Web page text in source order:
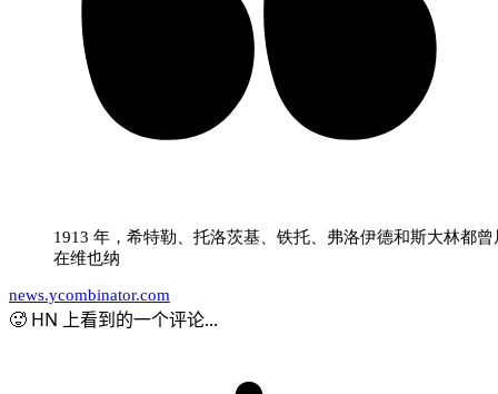
1913 年，希特勒、托洛茨基、铁托、弗洛伊德和斯大林都曾
在维也纳
news.ycombinator.com
🥵 HN 上看到的一个评论...